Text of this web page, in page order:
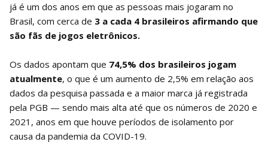
já é um dos anos em que as pessoas mais jogaram no
Brasil, com cerca de 3 a cada 4 brasileiros afirmando que
são fãs de jogos eletrônicos.
Os dados apontam que 74,5% dos brasileiros jogam
atualmente, o que é um aumento de 2,5% em relação aos
dados da pesquisa passada e a maior marca já registrada
pela PGB — sendo mais alta até que os números de 2020 e
2021, anos em que houve períodos de isolamento por
causa da pandemia da COVID-19.